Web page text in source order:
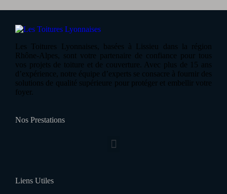
Les Toitures Lyonnaises, basées à Lissieu dans la région
Rhône-Alpes, sont votre partenaire de confiance pour tous
vos projets de toiture et de couverture. Avec plus de 15 ans
d’expérience, notre équipe d’experts se consacre à fournir des
solutions de qualité supérieure pour protéger et embellir votre
foyer.
Nos Prestations
Liens Utiles